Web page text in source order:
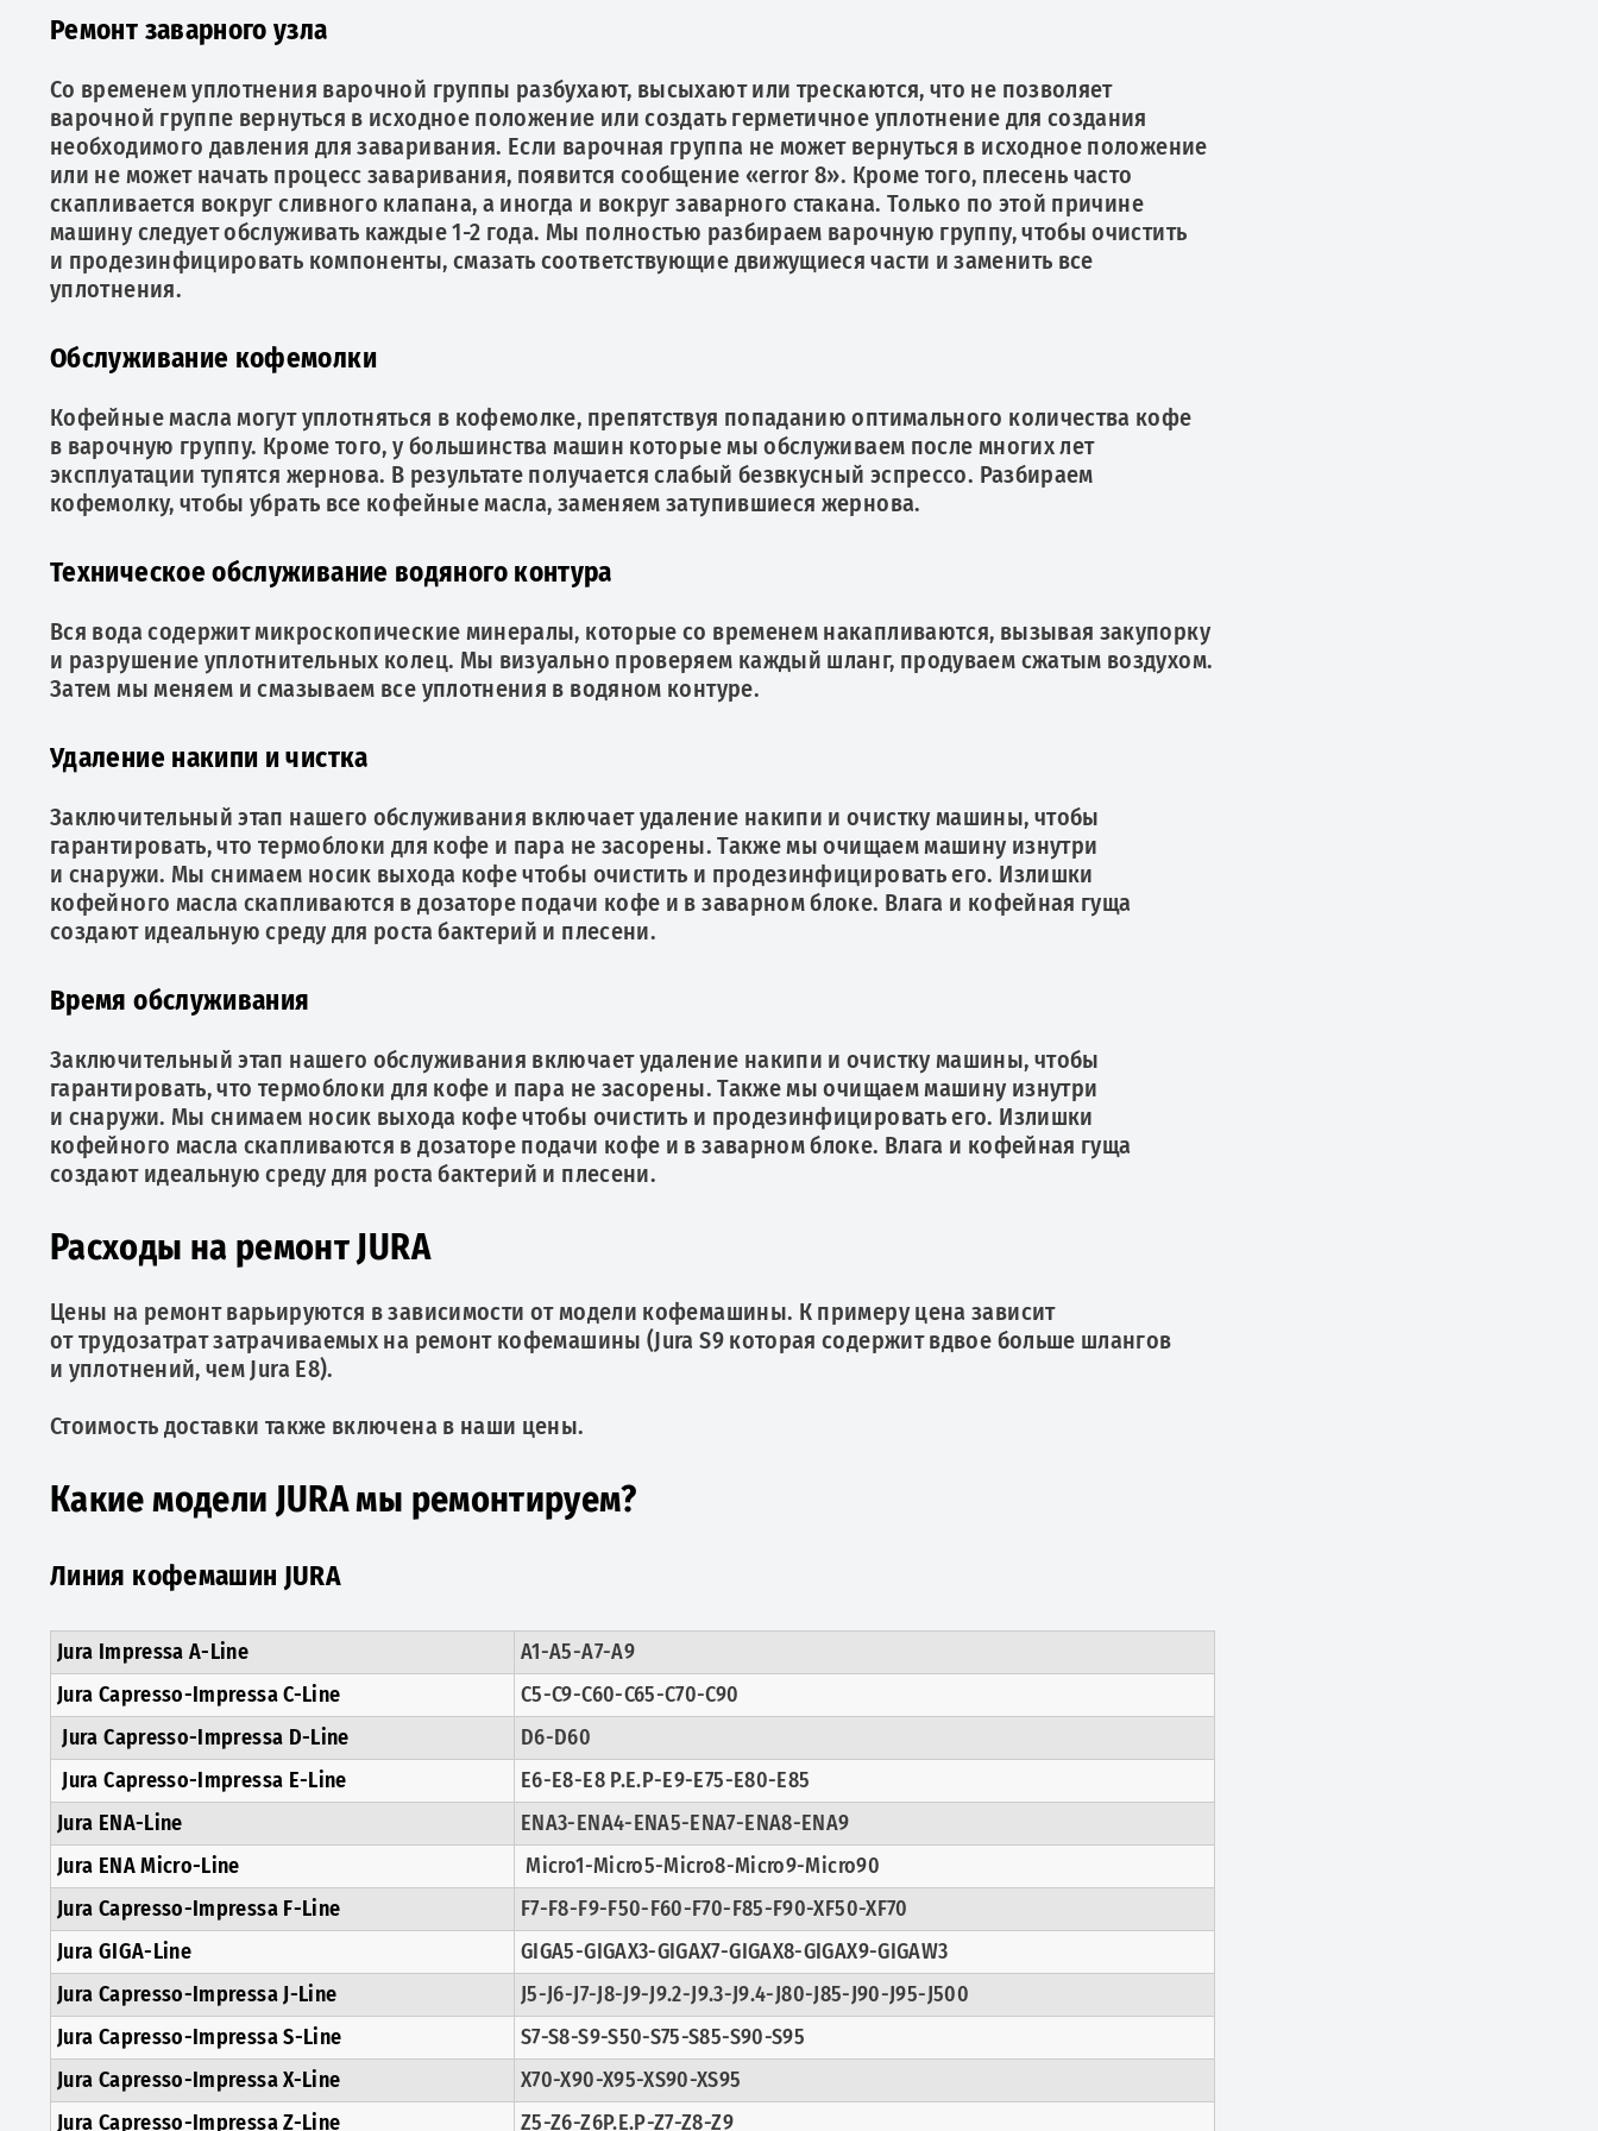
Ремонт заварного узла
Со временем уплотнения варочной группы разбухают, высыхают или трескаются, что не позволяет
варочной группе вернуться в исходное положение или создать герметичное уплотнение для создания
необходимого давления для заваривания. Если варочная группа не может вернуться в исходное положение
или не может начать процесс заваривания, появится сообщение «error 8». Кроме того, плесень часто
скапливается вокруг сливного клапана, а иногда и вокруг заварного стакана. Только по этой причине
машину следует обслуживать каждые 1-2 года. Мы полностью разбираем варочную группу, чтобы очистить
и продезинфицировать компоненты, смазать соответствующие движущиеся части и заменить все
уплотнения.
Обслуживание кофемолки
Кофейные масла могут уплотняться в кофемолке, препятствуя попаданию оптимального количества кофе
в варочную группу. Кроме того, у большинства машин которые мы обслуживаем после многих лет
эксплуатации тупятся жернова. В результате получается слабый безвкусный эспрессо. Разбираем
кофемолку, чтобы убрать все кофейные масла, заменяем затупившиеся жернова.
Техническое обслуживание водяного контура
Вся вода содержит микроскопические минералы, которые со временем накапливаются, вызывая закупорку
и разрушение уплотнительных колец. Мы визуально проверяем каждый шланг, продуваем сжатым воздухом.
Затем мы меняем и смазываем все уплотнения в водяном контуре.
Удаление накипи и чистка
Заключительный этап нашего обслуживания включает удаление накипи и очистку машины, чтобы
гарантировать, что термоблоки для кофе и пара не засорены. Также мы очищаем машину изнутри
и снаружи. Мы снимаем носик выхода кофе чтобы очистить и продезинфицировать его. Излишки
кофейного масла скапливаются в дозаторе подачи кофе и в заварном блоке. Влага и кофейная гуща
создают идеальную среду для роста бактерий и плесени.
Время обслуживания
Заключительный этап нашего обслуживания включает удаление накипи и очистку машины, чтобы
гарантировать, что термоблоки для кофе и пара не засорены. Также мы очищаем машину изнутри
и снаружи. Мы снимаем носик выхода кофе чтобы очистить и продезинфицировать его. Излишки
кофейного масла скапливаются в дозаторе подачи кофе и в заварном блоке. Влага и кофейная гуща
создают идеальную среду для роста бактерий и плесени.
Расходы на ремонт JURA
Цены на ремонт варьируются в зависимости от модели кофемашины. К примеру цена зависит
от трудозатрат затрачиваемых на ремонт кофемашины (Jura S9 которая содержит вдвое больше шлангов
и уплотнений, чем Jura E8).
Стоимость доставки также включена в наши цены.
Какие модели JURA мы ремонтируем?
Линия кофемашин JURA
Jura Impressa A-Line
A1-A5-A7-A9
Jura Capresso-Impressa C-Line
C5-C9-C60-C65-C70-C90
Jura Capresso-Impressa D-Line
D6-D60
Jura Capresso-Impressa E-Line
E6-E8-E8 P.E.P-E9-E75-E80-E85
Jura ENA-Line
ENA3-ENA4-ENA5-ENA7-ENA8-ENA9
Jura ENA Micro-Line
Micro1-Micro5-Micro8-Micro9-Micro90
Jura Capresso-Impressa F-Line
F7-F8-F9-F50-F60-F70-F85-F90-XF50-XF70
Jura GIGA-Line
GIGA5-GIGAX3-GIGAX7-GIGAX8-GIGAX9-GIGAW3
Jura Capresso-Impressa J-Line
J5-J6-J7-J8-J9-J9.2-J9.3-J9.4-J80-J85-J90-J95-J500
Jura Capresso-Impressa S-Line
S7-S8-S9-S50-S75-S85-S90-S95
Jura Capresso-Impressa X-Line
X70-X90-X95-XS90-XS95
Jura Capresso-Impressa Z-Line
Z5-Z6-Z6P.E.P-Z7-Z8-Z9